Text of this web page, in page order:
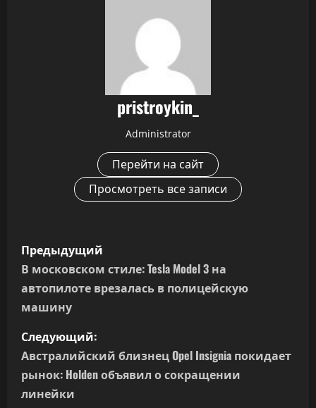
pristroykin_
Administrator
Перейти на сайт
Просмотреть все записи
Н
а
в
и
г
а
Предыдущий
В московском стиле: Tesla Model 3 на
автопилоте врезалась в полицейскую
машину
Следующий:
Австралийский близнец Opel Insignia покидает
рынок: Holden объявил о сокращении
линейки